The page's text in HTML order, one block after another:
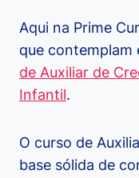
Aqui na Prime
que contemplam
de Auxiliar de
Infantil.
O curso de
base sólida de